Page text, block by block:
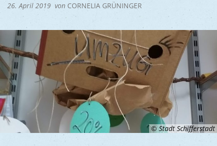
Ernst-
26. April 2019 von CORNELIA GRÜNINGER
© Stadt Schifferstadt